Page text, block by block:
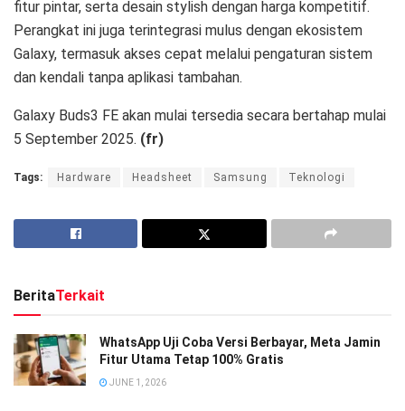
fitur pintar, serta desain stylish dengan harga kompetitif.
Perangkat ini juga terintegrasi mulus dengan ekosistem
Galaxy, termasuk akses cepat melalui pengaturan sistem
dan kendali tanpa aplikasi tambahan.
Galaxy Buds3 FE akan mulai tersedia secara bertahap mulai
5 September 2025. (fr)
Tags: Hardware Headsheet Samsung Teknologi
BeritaTerkait
WhatsApp Uji Coba Versi Berbayar, Meta Jamin
Fitur Utama Tetap 100% Gratis
JUNE 1, 2026